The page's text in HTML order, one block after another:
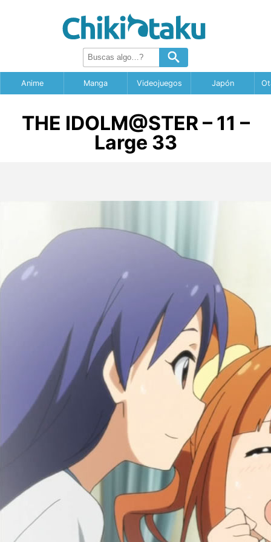
Anime Manga Videojuegos Japón
THE IDOLM@STER – 11 –
Large 33